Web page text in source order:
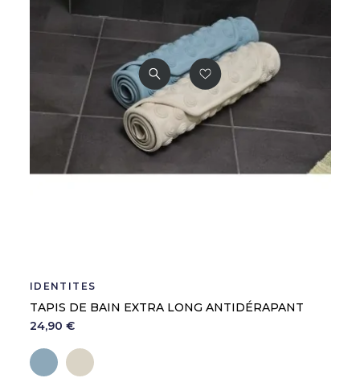
IDENTITÉS
TAPIS DE BAIN EXTRA LONG ANTIDÉRAPANT
24,90 €
Bleu lavande
Crème